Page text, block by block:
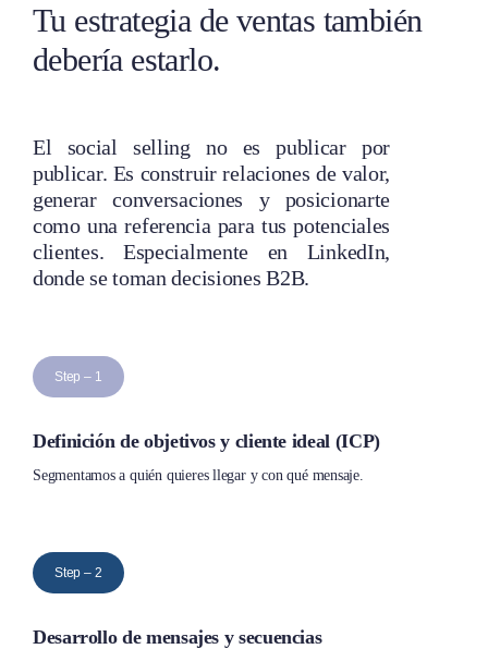
Tu estrategia de ventas también
debería estarlo.
El social selling no es publicar por
publicar. Es construir relaciones de valor,
generar conversaciones y posicionarte
como una referencia para tus potenciales
clientes. Especialmente en LinkedIn,
donde se toman decisiones B2B.
Step – 1
Definición de objetivos y cliente ideal (ICP)
Segmentamos a quién quieres llegar y con qué mensaje.
Step – 2
Desarrollo de mensajes y secuencias